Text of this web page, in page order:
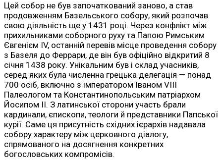
Цей собор не був започаткований заново, а став
продовженням Базельського собору, який розпочав
свою діяльність ще у 1431 році. Через конфлікт між
прихильниками соборного руху та Папою Римським
Євгенієм IV, останній перевів місце проведення собору
з Базеля до Феррари, де він був офіційно відкритий 8
січня 1438 року. Унікальним був і склад учасників,
серед яких була численна грецька делегація — понад
700 осіб, включно з імператором Іваном VIII
Палеологом та Константинопольським патріархом
Йосипом II. З латинської сторони участь брали
кардинали, єпископи, теологи й представники Папської
курії. Саме ця присутність східних ієрархів надавала
собору характеру між церковного діалогу,
спрямованого на досягнення конкретних
богословських компромісів.